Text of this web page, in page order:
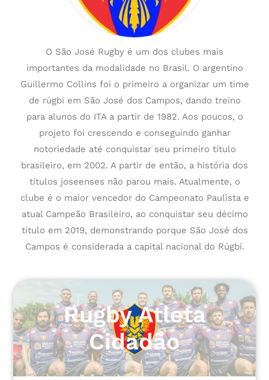
O São José Rugby é um dos clubes mais
importantes da modalidade no Brasil. O argentino
Guillermo Collins foi o primeiro a organizar um time
de rúgbi em São José dos Campos, dando treino
para alunos do ITA a partir de 1982. Aos poucos, o
projeto foi crescendo e conseguindo ganhar
notoriedade até conquistar seu primeiro título
brasileiro, em 2002. A partir de então, a história dos
títulos joseenses não parou mais. Atualmente, o
clube é o maior vencedor do Campeonato Paulista e
atual Campeão Brasileiro, ao conquistar seu décimo
título em 2019, demonstrando porque São José dos
Campos é considerada a capital nacional do Rúgbi.
Rugby Atleta
Cidadão